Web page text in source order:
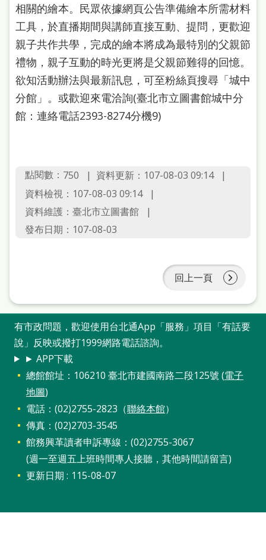
網
站
導
覽
閱
讀
語
詞
彙
台
陳
系
相關的繪本。民眾依據網頁公告準備繪本所需材料
工具，於直播期間與講師直接互動、提問，更歡迎
親子共作共學，完成的繪本將成為最特別的父親節
禮物，親子互動的時光更將是父親節難得的回憶。
欲知活動辦法與最新訊息，可至粉絲頁搜尋「城中
分館」。或歡迎來電洽詢(臺北市立圖書館城中分
館：連絡電話2393-8274分機9)
點閱數： 750
資料更新：107-08-03 09:14
資料檢視：107-08-03 09:14
資料維護：臺北市立圖書館
發布日期：107-08-03
回上一頁
有市政問題，歡迎使用台北通App「服務」項目「有話要
說」反映或撥打1999網路電話諮詢。
► APP下載
總館館址：106210 臺北市建國南路二段125號 (電子
地圖)
電話：(02)2755-2823（聯絡本館）
傳真：(02)2703-3545
館務興革讀者申訴專線：(02)2755-3067
(週一至週五上班時間專人接聽，其他時間請留言)
更新日期
115-08-07